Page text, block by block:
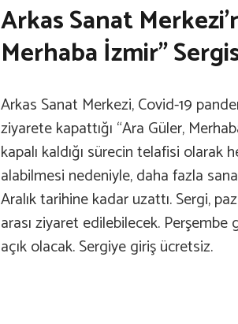
Arkas Sanat
Merhaba İzmir”
Arkas Sanat Merkezi, Covid-19
ziyarete kapattığı “Ara Güler,
kapalı kaldığı sürecin telafisi olarak
alabilmesi nedeniyle, daha fazla
Aralık tarihine kadar uzattı. Sergi,
arası ziyaret edilebilecek.
açık olacak. Sergiye giriş ücretsiz.